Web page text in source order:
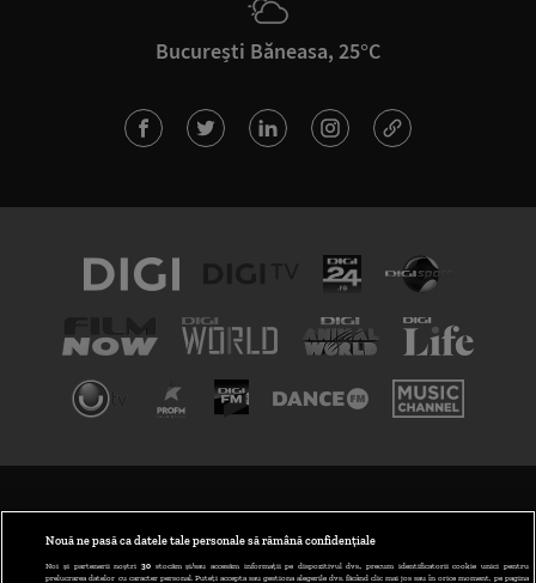
București Băneasa, 25°C
Nouă ne pasă ca datele tale personale să rămână confidențiale
Noi și partenerii noștri 30stocăm și/sau accesăm informații pe dispozitivul dvs., precum identificatorii cookie unici pentru
prelucrarea datelor cu caracter personal. Puteți accepta sau gestiona alegerile dvs. făcând clic mai jos sau în orice moment, pe pagina